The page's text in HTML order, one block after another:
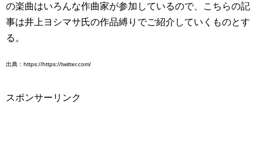
の楽曲はいろんな作曲家が参加しているので、こちらの記
事は井上ヨシマサ氏の作品縛りでご紹介していくものとす
る。
出典：https://https://twitter.com/
スポンサーリンク